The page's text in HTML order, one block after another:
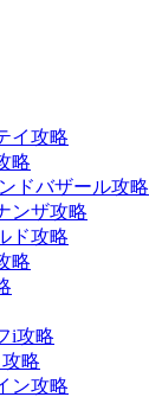
イ攻略
略
ドバザール攻略
ンザ攻略
ド攻略
略
i攻略
略
ン攻略